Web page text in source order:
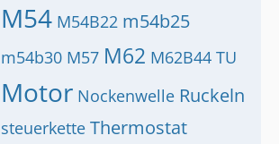
M54 M54B22 m54b25
m54b30 M57 M62 M62B44 TU
Motor Nockenwelle Ruckeln
steuerkette Thermostat